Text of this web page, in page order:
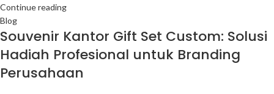
Continue reading
Blog
Souvenir Kantor Gift Set Custom: Solusi
Hadiah Profesional untuk Branding
Perusahaan